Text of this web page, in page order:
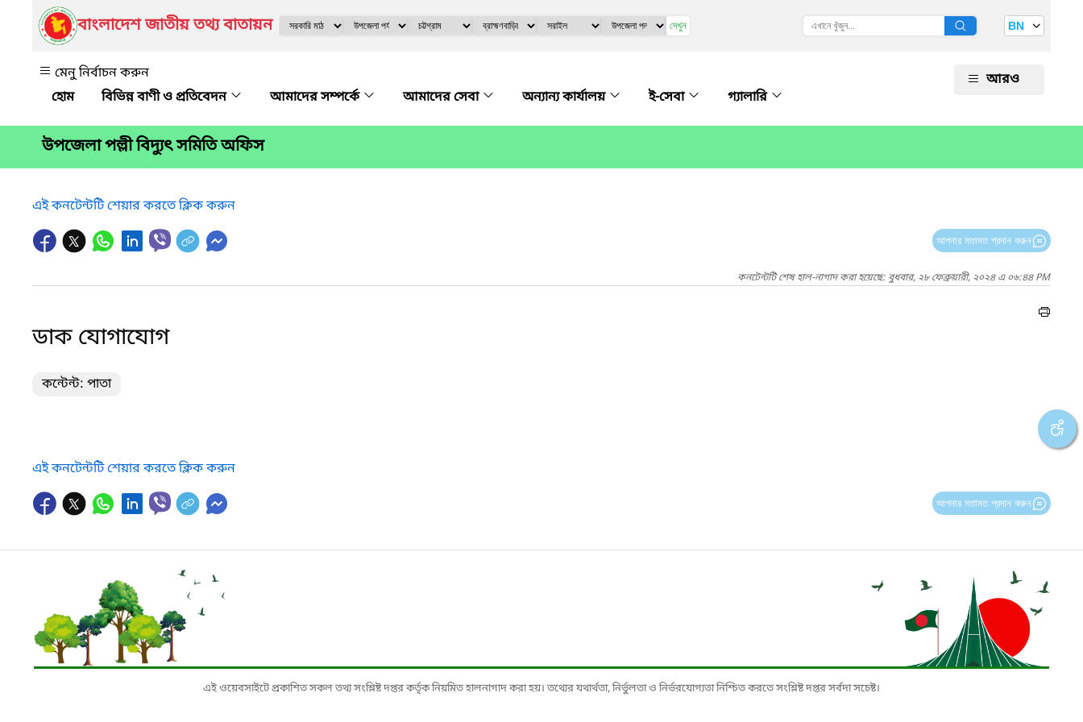
বাংলাদেশ জাতীয় তথ্য বাতায়ন দেখুন BN
মেনু নির্বাচন করুন
বিভিন্ন বাণী ও প্রতিবেদন
আমাদের সম্পর্কে আমাদের সেবা অন্যান্য কার্যালয় ই-সেবা গ্যালারি
আরও
উপজেলা পল্লী বিদ্যুৎ সমিতি অফিস
এই কনটেন্টটি শেয়ার করতে ক্লিক করুন
আপনার মতামত প্রদান করুন
কনটেন্টটি শেষ হাল-নাগাদ করা হয়েছে: বুধবার, ২৮ ফেব্রুয়ারী, ২০২৪ এ ০৬:৪৪ PM
ডাক যোগাযোগ
কন্টেন্ট: পাতা
এই কনটেন্টটি শেয়ার করতে ক্লিক করুন
আপনার মতামত প্রদান করুন
এই ওয়েবসাইটে প্রকাশিত সকল তথ্য সংশ্লিষ্ট দপ্তর কর্তৃক নিয়মিত হালনাগাদ করা হয়। তথ্যের যথার্থতা, নির্ভুলতা ও নির্ভরযোগ্যতা নিশ্চিত করতে সংশ্লিষ্ট দপ্তর সর্বদা সচেষ্ট।